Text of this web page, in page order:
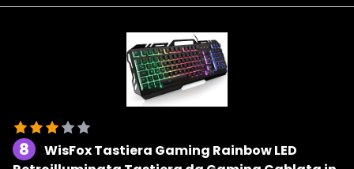
8
WisFox Tastiera Gaming Rainbow LED